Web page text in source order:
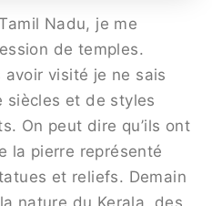
Nadu, je me
de temples.
visité je ne sais
siècles et de styles
On peut dire qu’ils ont
la pierre représenté
et reliefs. Demain